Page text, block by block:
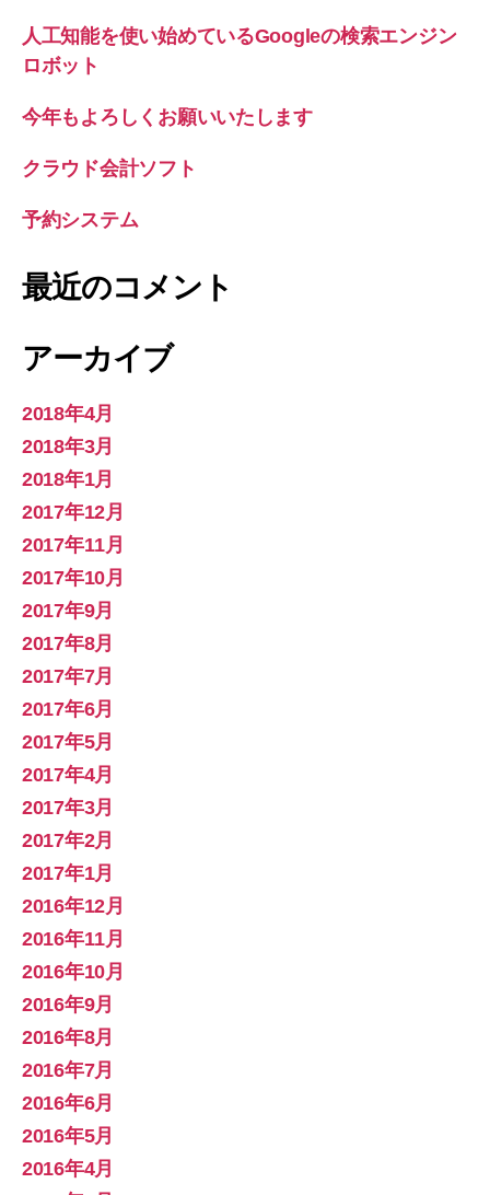
人工知能を使い始めているGoogleの検索エンジン
ロボット
今年もよろしくお願いいたします
クラウド会計ソフト
予約システム
最近のコメント
アーカイブ
2018年4月
2018年3月
2018年1月
2017年12月
2017年11月
2017年10月
2017年9月
2017年8月
2017年7月
2017年6月
2017年5月
2017年4月
2017年3月
2017年2月
2017年1月
2016年12月
2016年11月
2016年10月
2016年9月
2016年8月
2016年7月
2016年6月
2016年5月
2016年4月